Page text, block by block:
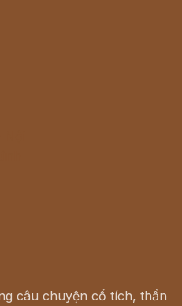
câu chuyện cổ tích, thần